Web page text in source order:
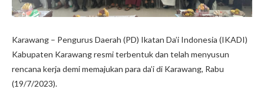
Karawang – Pengurus Daerah (PD) Ikatan Da’i Indonesia (IKADI)
Kabupaten Karawang resmi terbentuk dan telah menyusun
rencana kerja demi memajukan para da’i di Karawang, Rabu
(19/7/2023).